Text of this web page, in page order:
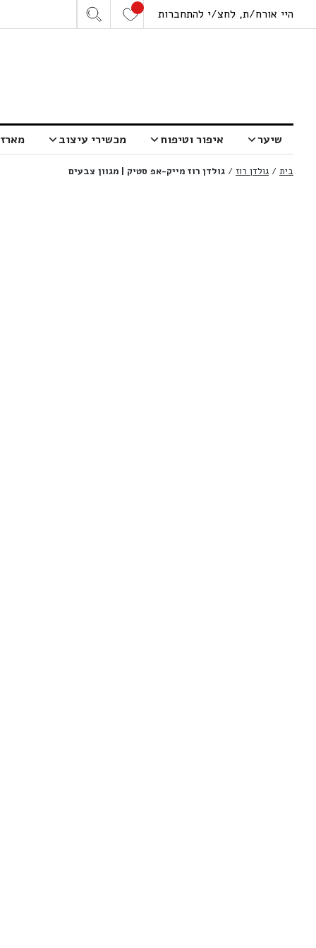
היי אורח/ת, לחצ/י להתחברות
שיער איפור וטיפוח מכשירי עיצוב
בית / גולדן רוז / גולדן רוז מייק-אפ סטיק | מגוון צבעים